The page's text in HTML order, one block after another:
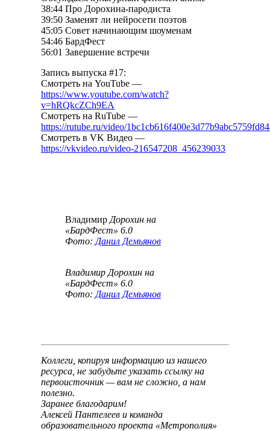
38:44 Про Дорохина-пародиста
39:50 Заменят ли нейросети поэтов
45:05 Совет начинающим шоуменам
54:46 БардФест
56:01 Завершение встречи
Запись выпуска #17:
Смотреть на YouTube —
https://www.youtube.com/watch?
v=hRQkcZCh9EA
Смотреть на RuTube —
https://rutube.ru/video/
Смотреть в VK Видео —
https://vkvideo.ru/video-216547208_456239033
Владимир Дорохин на
«БардФест» 6.0
Фото: Данил Демьянов
Владимир Дорохин на
«БардФест» 6.0
Фото: Данил Демьянов
Коллеги, копируя информацию из нашего
ресурса, не забудьте указать ссылку на
первоисточник — вам не сложно, а нам
полезно.
Заранее благодарим!
Алексей Пантелеев и команда
образовательного проекта «Метрополия»